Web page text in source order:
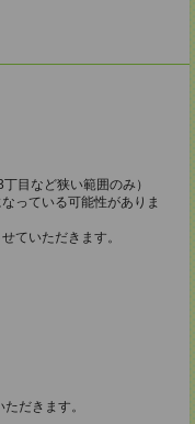
目など狭い範囲のみ）
っている可能性がありま
ていただきます。
だきます。